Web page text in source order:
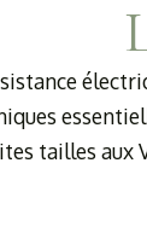
tailles aux